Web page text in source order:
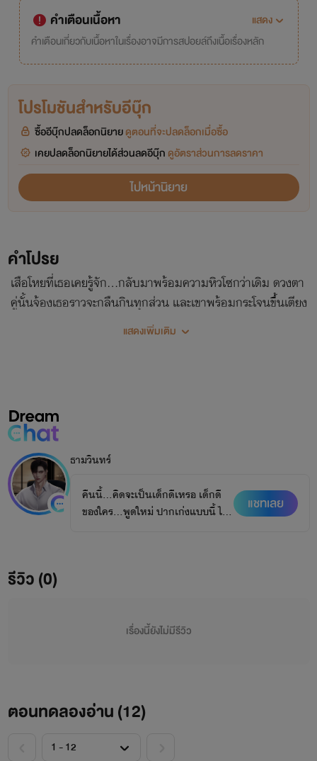
คลั่ง
หึง
คำเตือนเนื้อหา
แสดง
คำเตือนเกี่ยวกับเนื้อหาในเรื่องอาจมีการสปอยล์ถึงเนื้อเรื่องหลัก
โปรโมชันสำหรับอีบุ๊ก
ซื้ออีบุ๊กปลดล็อกนิยายดูตอนที่จะปลดล็อกเมื่อซื้อ
เคยปลดล็อกนิยายได้ส่วนลดอีบุ๊ก ดูอัตราส่วนการลดราคา
ไปหน้านิยาย
คำโปรย
เสือโหยที่เธอเคยรู้จัก…กลับมาพร้อมความหิวโซกว่าเดิม ดวงตา
คู่นั้นจ้องเธอราวจะกลืนกินทุกส่วน และเขาพร้อมกระโจนขึ้นเตียง
แสดงเพิ่มเติม
ธามวินทร์
คืนนี้…คิดจะเป็นเด็กดีเหรอ เด็กดี
ของใคร…พูดใหม่ ปากเก่งแบบนี้ ไม่
แชทเลย
รีวิว (0)
เรื่องนี้ยังไม่มีรีวิว
ตอนทดลองอ่าน (12)